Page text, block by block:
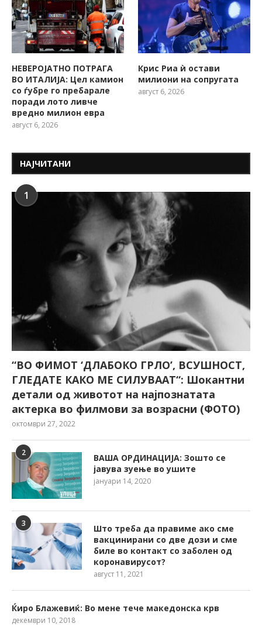
НЕВЕРОЈАТНО ПОТРАГА
ВО ИТАЛИЈА: Цел камион
со ѓубре го пребарале
поради лото ливче
вредно милион евра
август 6, 2026
Крис Риа ѝ остави
милиони на сопругата
август 6, 2026
НАЈЧИТАНИ
1
“ВО ФИМОТ ‘ДЛАБОКО ГРЛО’, ВСУШНОСТ,
ГЛЕДАТЕ КАКО МЕ СИЛУВААТ“: Шокантни
детали од животот на најпознатата
актерка во филмови за возрасни (ФОТО)
октомври 27, 2022
2
ВАША ОРДИНАЦИЈА: Зошто се
јавува зуење во ушите
јануари 14, 2020
3
Што треба да правиме ако сме
вакцинирани со две дози и сме
биле во контакт со заболен од
коронавирусот?
август 11, 2021
Ќиро Блажевиќ: Во мене тече македонска крв
декември 10, 2018